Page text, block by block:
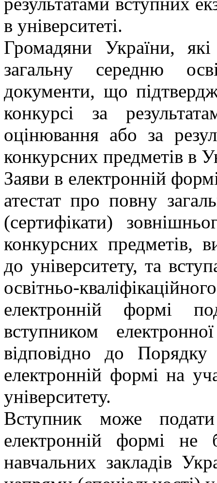
в університеті.
Громадяни України,
загальну середню
документи, що
конкурсі за
оцінювання або за
конкурсних предметів в
Заяви в електронній
атестат про повну
(сертифікати)
конкурсних предметів,
до університету, та
освітньо-
електронній формі
вступником
відповідно до
електронній формі на
університету.
Вступник може
електронній формі
навчальних закладів